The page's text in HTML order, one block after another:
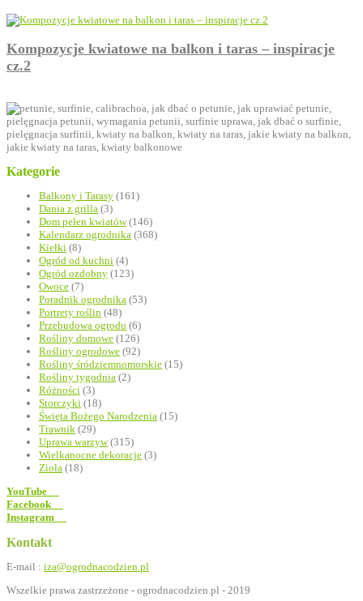
Kompozycje kwiatowe na balkon i taras – inspiracje
cz.2
Kategorie
Balkony i Tarasy (161)
Dania z grilla (3)
Dom pełen kwiatów(146)
Kalendarz ogrodnika (368)
Kiełki (8)
Ogród od kuchni (4)
Ogród ozdobny (123)
Owoce (7)
Poradnik ogrodnika (53)
Portrety roślin (48)
Przebudowa ogrodu (6)
Rośliny domowe (126)
Rośliny ogrodowe (92)
Rośliny śródziemnomorskie (15)
Rośliny tygodnia (2)
Różności (3)
Storczyki (18)
Święta Bożego Narodzenia (15)
Trawnik (29)
Uprawa warzyw(315)
Wielkanocne dekoracje (3)
Zioła (18)
YouTube
Facebook
Instagram
Kontakt
E-mail : iza@ogrodnacodzien.pl
Wszelkie prawa zastrzeżone - ogrodnacodzien.pl - 2019